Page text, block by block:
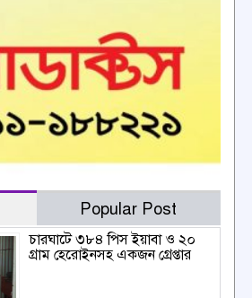
Popular Post
চারঘাটে ৩৮৪ পিস ইয়াবা ও ২০
গ্রাম হেরোইনসহ একজন গ্রেপ্তার